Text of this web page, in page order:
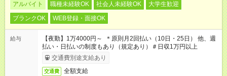
アルバイト 職種未経験OK 社会人未経験OK
大学生歓迎
ブランクOK
WEB登録・面接OK
給与
【夜勤】1万4000円～ ＊原則月2回払い（10日・25日） 他、週
払い・日払いの制度もあり（規定あり）＃日収1万円以上
交通費別途支給あり
交通費 全額支給